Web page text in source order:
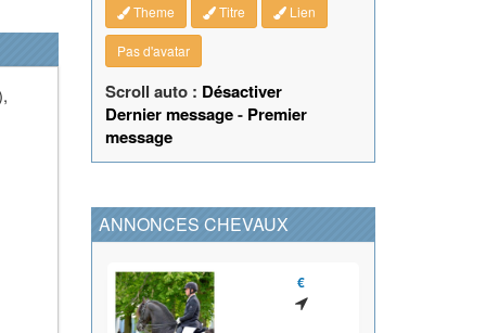
Theme Titre Lien
Pas d'avatar
Scroll auto : Désactiver
Dernier message- Premier
message
ANNONCES CHEVAUX
€